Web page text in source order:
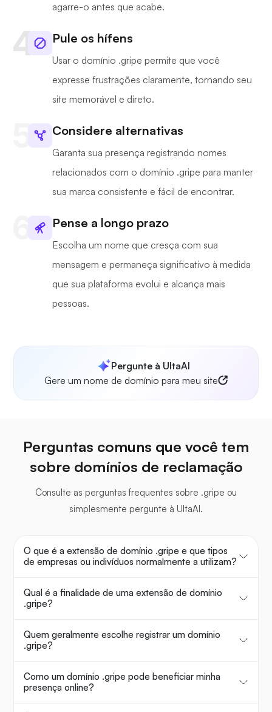
agarre-o antes que acabe.
Pule os hífens
Usar o domínio .gripe permite que você
expresse frustrações claramente, tornando seu
site memorável e direto.
Considere alternativas
Garanta sua presença registrando nomes
relacionados com o domínio .gripe para manter
sua marca consistente e fácil de encontrar.
Pense a longo prazo
Escolha um nome que cresça com sua
mensagem e permaneça significativo à medida
que sua plataforma evolui e alcança mais
pessoas.
Pergunte à UltaAI
Gere um nome de domínio para meu site
Perguntas comuns que você tem
sobre domínios de reclamação
Consulte as perguntas frequentes sobre .gripe ou
simplesmente pergunte à UltaAI.
O que é a extensão de domínio .gripe e que tipos
de empresas ou indivíduos normalmente a utilizam?
Qual é a finalidade de uma extensão de domínio
.gripe?
Quem geralmente escolhe registrar um domínio
.gripe?
Como um domínio .gripe pode beneficiar minha
presença online?